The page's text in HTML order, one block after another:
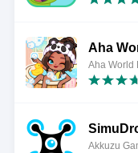
Aha
Aha World
Akkuzu